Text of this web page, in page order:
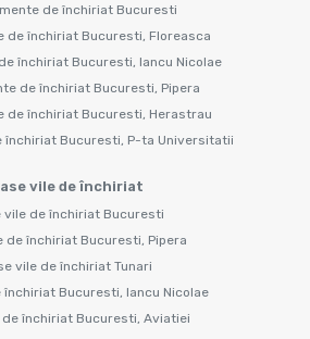
de închiriat Bucuresti
de închiriat Bucuresti, Floreasca
închiriat Bucuresti, Iancu Nicolae
de închiriat Bucuresti, Pipera
de închiriat Bucuresti, Herastrau
închiriat Bucuresti, P-ta Universitatii
vile de închiriat
vile de închiriat Bucuresti
de închiriat Bucuresti, Pipera
vile de închiriat Tunari
închiriat Bucuresti, Iancu Nicolae
de închiriat Bucuresti, Aviatiei